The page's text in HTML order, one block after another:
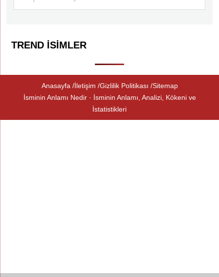
TREND İSIMLER
Anasayfa İletişim Gizlilik Politikası Sitemap
İsminin Anlamı Nedir · İsminin Anlamı, Analizi, Kökeni ve
İstatistikleri